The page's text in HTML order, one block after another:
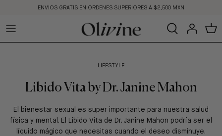
contenido
ENVIOS GRATIS EN ORDENES SUPERIORES A $2,500 MXN
Ver Todo
Cara
Por Solución
Cara
Labios
Marcas
Haircare
Marcas
Fragancias
All Brands
BLOG
Skincare Education
LIFESTYLE
Libido Vita by Dr. Janine Mahon
El bienestar sexual es super importante para nuestra salud
física y mental. El Libido Vita de Dr. Janine Mahon podría ser el
líquido mágico que necesitas cuando el deseo disminuye.